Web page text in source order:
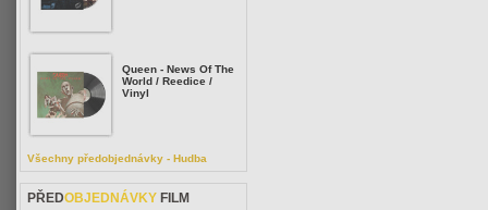
Queen - News Of The
World / Reedice /
Vinyl
Všechny předobjednávky - Hudba
PŘEDOBJEDNÁVKY FILM